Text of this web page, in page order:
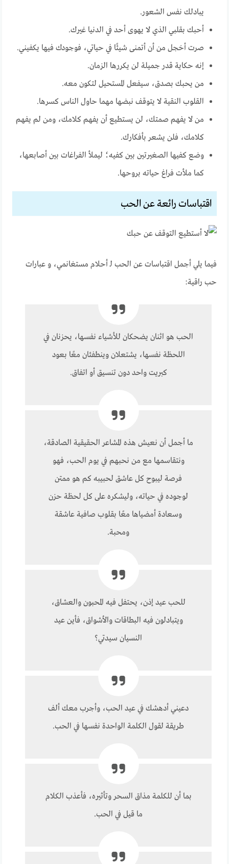
يبادلك نفس الشعور.
أحبك بقلبي الذي لا يهوى أحد في الدنيا غيرك.
صرت أخجل من أن أتمنى شيئًا في حياتي، فوجودك فيها يكفيني.
إنه حكاية قدر جميلة لن يكررها الزمان.
من يحبك بصدق، سيفعل المستحيل لتكون معه.
القلوب النقية لا يتوقف نبضها مهما حاول الناس كسرها.
من لا يفهم صمتك، لن يستطيع أن يفهم كلامك، ومن لم يفهم
كلامك، فلن يشعر بأفكارك.
وضع كفيها الصغيرتين بين كفيه؛ ليملأ الفراغات بين أصابعها،
كما ملأت فراغ حياته بروحها.
اقتباسات رائعة عن الحب
فيما يلي أجمل اقتباسات عن الحب لـ أحلام مستغانمي، و عبارات
حب راقية:
الحب هو اثنان يضحكان للأشياء نفسها، يحزنان في
اللحظة نفسها، يشتعلان وينطفئان معًا بعود
كبريت واحد دون تنسيق أو اتفاق.
ما أجمل أن نعيش هذه المشاعر الحقيقية الصادقة،
ونتقاسمها مع من نحبهم في يوم الحب، فهو
فرصة ليبوح كل عاشق لحبيبه كم هو ممتن
لوجوده في حياته، وليشكره على كل لحظة حزن
وسعادة أمضياها معًا بقلوب صافية عاشقة
ومحبة.
للحب عيد إذن، يحتفل فيه المحبون والعشاق،
ويتبادلون فيه البطاقات والأشواق، فأين عيد
النسيان سيدتي؟
دعيني أدهشك في عيد الحب، وأجرب معك ألف
طريقة لقول الكلمة الواحدة نفسها في الحب.
بما أن للكلمة مذاق السحر وتأثيره، فأعذب الكلام
ما قيل في الحب.